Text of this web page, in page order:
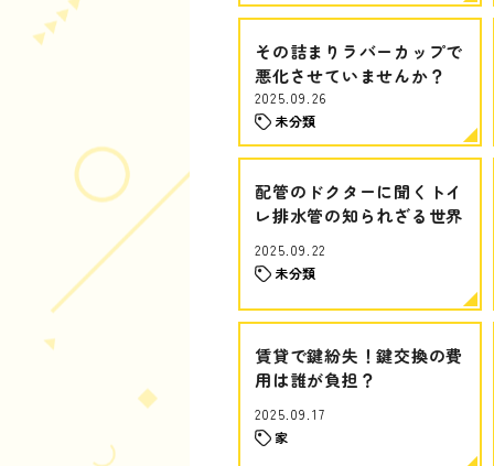
その詰まりラバーカップで
悪化させていませんか？
2025.09.26
未分類
配管のドクターに聞くトイ
レ排水管の知られざる世界
2025.09.22
未分類
賃貸で鍵紛失！鍵交換の費
用は誰が負担？
2025.09.17
家